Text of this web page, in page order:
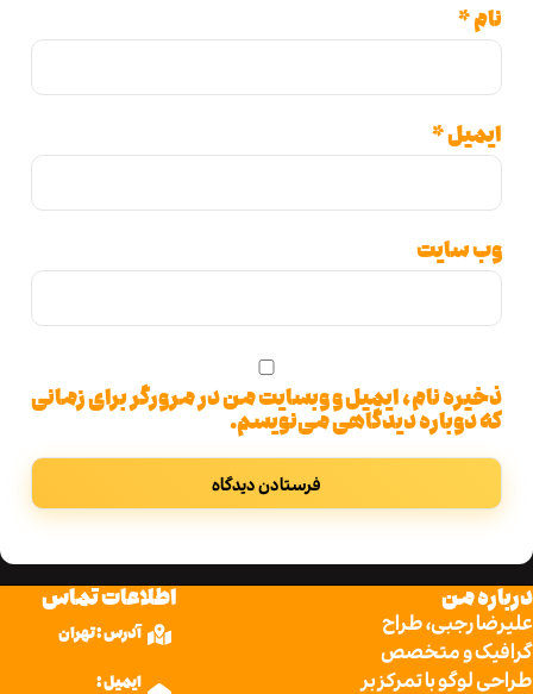
*
نام، ایمیل و وبسایت من در مرورگر برای زمانی
دیدگاهی می‌نویسم.
من
طراح
و متخصص
با تمرکز بر
اطلاعات تماس
آدرس : تهران
ایمیل :